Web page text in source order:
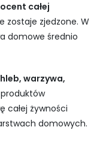
całej
zostaje zjedzone. W
domowe średnio
warzywa,
całej żywności
domowych.